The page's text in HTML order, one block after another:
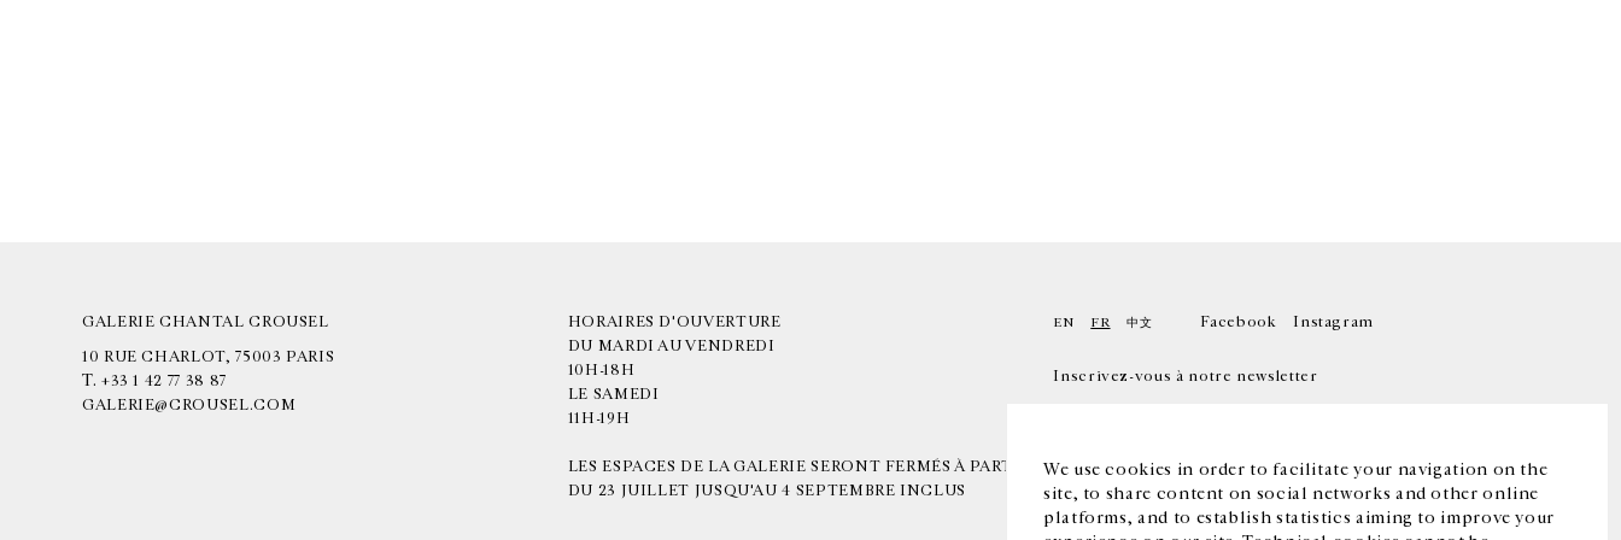
We use cookies in order to facilitate your navigation on the
site, to share content on social networks and other online
platforms, and to establish statistics aiming to improve your
GALERIE CHANTAL CROUSEL
10 RUE CHARLOT, 75003 PARIS
T. +33 1 42 77 38 87
GALERIE@CROUSEL.COM
HORAIRES D'OUVERTURE
DU MARDI AU VENDREDI
10H-18H
LE SAMEDI
11H-19H
LES ESPACES DE LA GALERIE SERONT FERMÉS À PARTIR
DU 23 JUILLET JUSQU'AU 4 SEPTEMBRE INCLUS
EN FR 中文 Facebook Instagram
Inscrivez-vous à notre newsletter